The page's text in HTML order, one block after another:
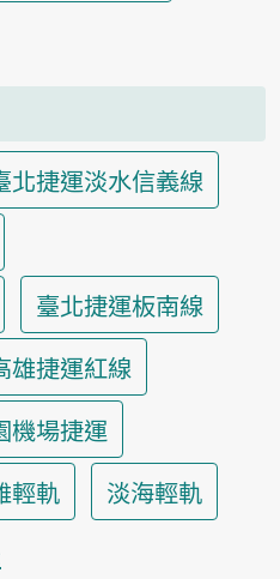
北捷運淡水信義線
臺北捷運板南線
雄捷運紅線
機場捷運
輕軌
淡海輕軌